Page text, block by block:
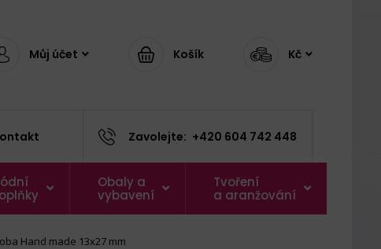
Můj účet Košík Kč
Zavolejte: +420 604 742 448
Obaly a
vybavení
Tvoření
a aranžování
Hand made 13x27 mm